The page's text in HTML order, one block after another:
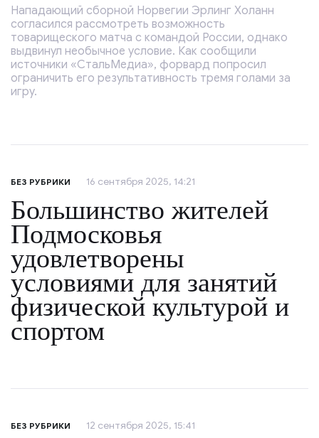
Нападающий сборной Норвегии Эрлинг Холанн
согласился рассмотреть возможность
товарищеского матча с командой России, однако
выдвинул необычное условие. Как сообщили
источники «СтальМедиа», форвард попросил
ограничить его результативность тремя голами за
игру.
БЕЗ РУБРИКИ 16 сентября 2025, 14:21
Большинство жителей
Подмосковья
удовлетворены
условиями для занятий
физической культурой и
спортом
БЕЗ РУБРИКИ 12 сентября 2025, 15:41